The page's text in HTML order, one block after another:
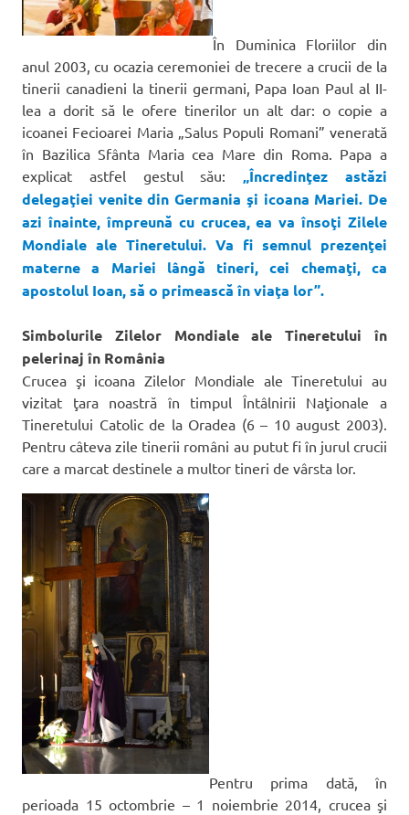
În Duminica Floriilor din
anul 2003, cu ocazia ceremoniei de trecere a crucii de la
tinerii canadieni la tinerii germani, Papa Ioan Paul al II-
lea a dorit să le ofere tinerilor un alt dar: o copie a
icoanei Fecioarei Maria „Salus Populi Romani” venerată
în Bazilica Sfânta Maria cea Mare din Roma. Papa a
explicat astfel gestul său: „Încredinţez astăzi
delegaţiei venite din Germania şi icoana Mariei. De
azi înainte, împreună cu crucea, ea va însoţi Zilele
Mondiale ale Tineretului. Va fi semnul prezenţei
materne a Mariei lângă tineri, cei chemaţi, ca
apostolul Ioan, să o primească în viaţa lor”.
Simbolurile Zilelor Mondiale ale Tineretului în
pelerinaj în România
Crucea şi icoana Zilelor Mondiale ale Tineretului au
vizitat ţara noastră în timpul Întâlnirii Naţionale a
Tineretului Catolic de la Oradea (6 – 10 august 2003).
Pentru câteva zile tinerii români au putut fi în jurul crucii
care a marcat destinele a multor tineri de vârsta lor.
Pentru prima dată, în
perioada 15 octombrie – 1 noiembrie 2014, crucea şi